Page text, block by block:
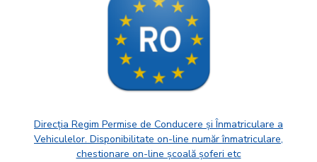
Direcția Regim Permise de Conducere și Înmatriculare a
Vehiculelor. Disponibilitate on-line număr înmatriculare,
chestionare on-line școală șoferi etc